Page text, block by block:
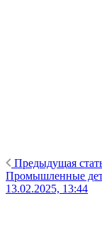
Предыдущая
Промышленные
13.02.2025, 13:44